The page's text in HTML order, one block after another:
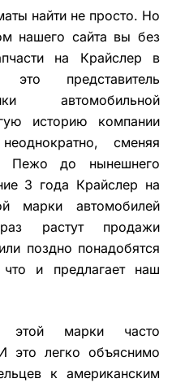
найти не просто. Но
нашего сайта вы без
на Крайслер в
представитель
автомобильной
историю компании
сменяя
Пежо до нынешнего
3 года Крайслер на
марки автомобилей
растут продажи
поздно понадобятся
и предлагает наш
этой марки часто
это легко объяснимо
к американским